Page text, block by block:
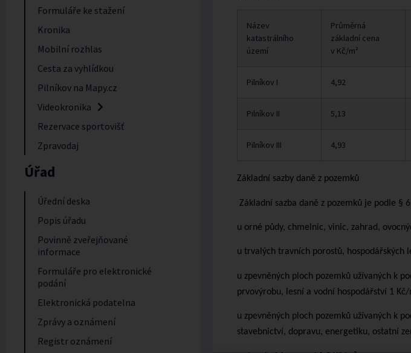
Formuláře ke stažení
Kronika
Mobilní rozhlas
Cesta za vyhlídkou
Pilníkov na Mapy.cz
Videokronika
Rezervace sportovišť
Zpravodaj
Úřad
Úřední deska
Popis úřadu
Povinně zveřejňované
informace
Formuláře pro elektronické
podání
Elektronická podatelna
Zprávy a oznámení
Registr oznámení
Název
katastrálního
území
Průměrná
základní cena
v Kč/m²
Pilníkov I 4,92
Pilníkov II 5,13
Pilníkov III 4,93
Základní sazby daně z pozemků
Základní sazba daně z pozemků je podle §
u orné půdy, chmelnic, vinic, zahrad,
u trvalých travních porostů, hospodářských
u zpevněných ploch pozemků užívaných k
prvovýrobu, lesní a vodní hospodářství 1 Kč/
u zpevněných ploch pozemků užívaných k
stavebnictví, dopravu, energetiku, ostatní